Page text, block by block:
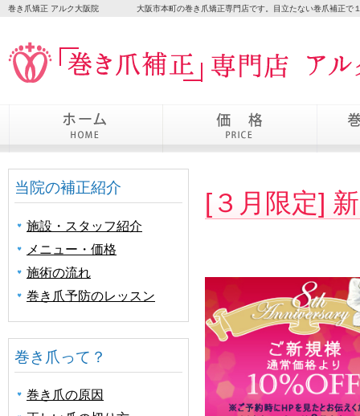
巻き爪矯正 アルク大阪院 大阪市本町の巻き爪矯正専門店です。目立たない巻爪補正
[３月限定]
当院の補正紹介
施設・スタッフ紹介
メニュー・価格
施術の流れ
巻き爪予防のレッスン
巻き爪って？
巻き爪の原因